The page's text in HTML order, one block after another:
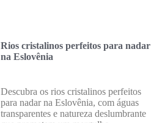
Rios cristalinos perfeitos para nadar
na Eslovênia
Descubra os rios cristalinos perfeitos
para nadar na Eslovênia, com águas
transparentes e natureza deslumbrante